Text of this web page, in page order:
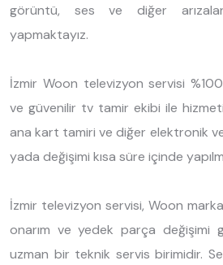
görüntü, ses ve diğer
yapmaktayız.
İzmir Woon televizyon servisi
ve güvenilir tv tamir ekibi ile
ana kart tamiri ve diğer elektronik
yada değişimi kısa süre içinde
İzmir televizyon servisi, Woon
onarım ve yedek parça değişimi
uzman bir teknik servis birimidir.